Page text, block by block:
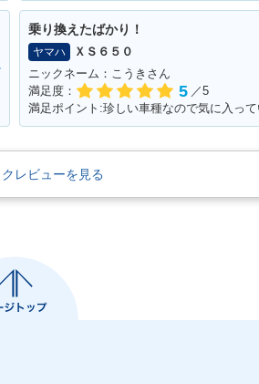
乗り換えたばかり！
ヤマハ
ＸＳ６５０
ニックネーム：こうきさん
満足度：
5 ／5
満足ポイント:珍しい車種なので気に入って
レビューを見る